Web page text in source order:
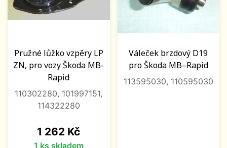
Pružné lůžko vzpěry LP
ZN, pro vozy Škoda MB-
Rapid
110302280, 101997151,
114322280
Cena
1 262 Kč
1 ks skladem
Váleček brzdový D19
pro Škoda MB–Rapid
113595030, 110595030